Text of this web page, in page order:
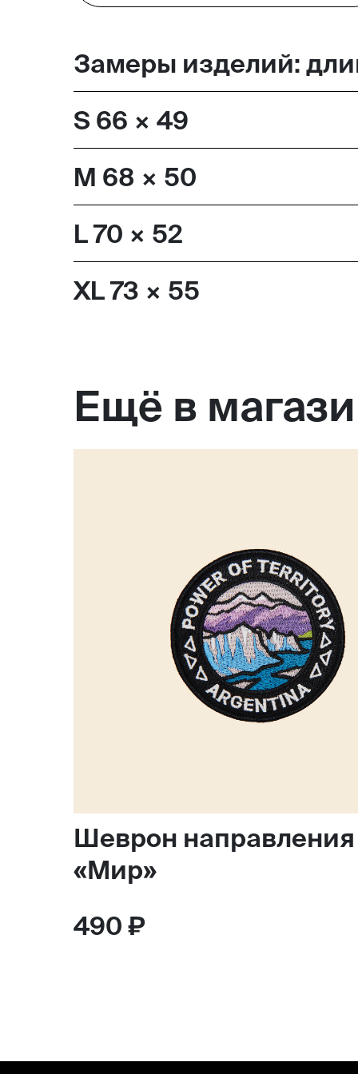
Большая Новодмитровская,
вход 10, 3 этаж, КП «Дизайн
Замеры изделий:
S 66 × 49
M 68 × 50
L 70 × 52
XL 73 × 55
Ещё в
Шеврон направления
«Мир»
490 ₽